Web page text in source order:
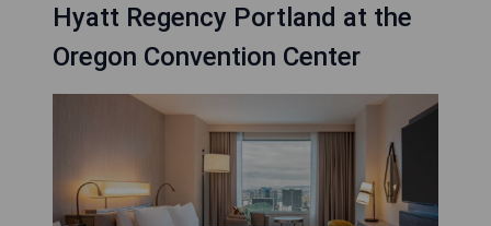
Hyatt Regency Portland at the
Oregon Convention Center